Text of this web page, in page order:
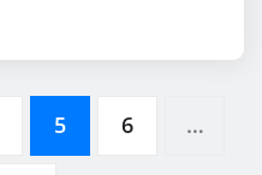
5 6 …